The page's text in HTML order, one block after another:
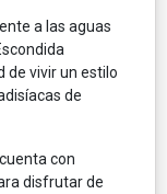
a las aguas
de vivir un estilo
de
con
disfrutar de